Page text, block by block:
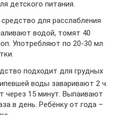
детского питания.
для расслабления
водой, томят 40
Употребляют по 20-30 мл
подходит для грудных
воды заваривают 2 ч.
через 15 минут. Выпаивают
в день. Ребёнку от года –